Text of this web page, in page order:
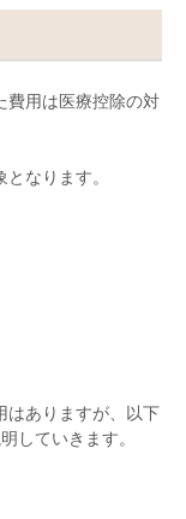
費用は医療控除の対
なります。
はありますが、以下
していきます。